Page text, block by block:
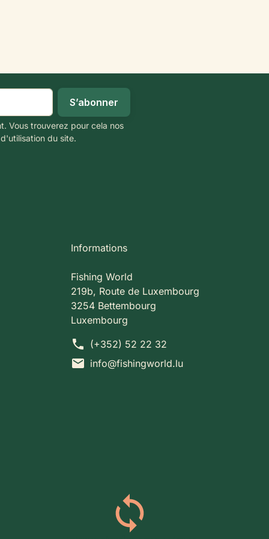
Vous trouverez pour cela nos
du site.
Informations
Fishing World
219b, Route de Luxembourg
3254 Bettembourg
Luxembourg
phone (+352) 52 22 32
mail info@fishingworld.lu